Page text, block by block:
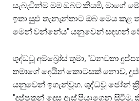
සැබැවින්ම මම ඔබට කියමි, මාගේ
ඉතා සුළු තැනැන්තාට ඔබ මෙය කළ
මෙන් වන්නේය" යනුවෙන් සඳහන්
ශුද්ධවූ අම්බ්‍රෝස් තුමා, "ධනවතා
තමාගේ දෙයින් කොටසක් නොව,
යනුවෙන් ඉගැන්වූහ. ශුද්ධවූ ජෝන්
"දුප්පතුන් දෙස ඇස් පියාගෙන සිටීම,